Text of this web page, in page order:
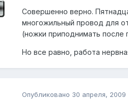
Совершенно верно.
многожильный провод для
(ножки приподнимать после
Но все равно, работа
Опубликовано 30 апреля, 2009